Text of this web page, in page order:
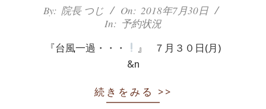
2018-
By: 院長 つじ On: 2018年7月30日
In: 予約状況
『台風一過・・・
』 ７月３０日(月)
&n
続きをみる >>